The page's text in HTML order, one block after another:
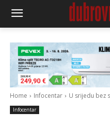
Home Infocentar U srijedu bez
Infocentar